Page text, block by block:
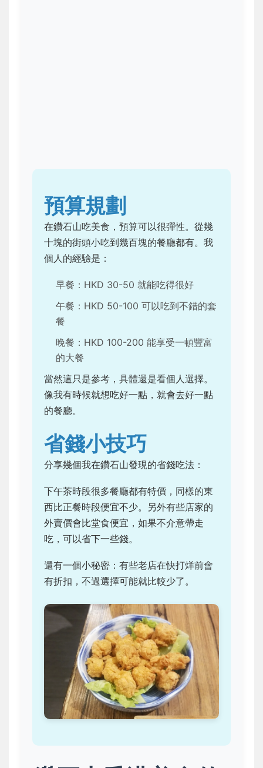
預算規劃
在鑽石山吃美食，預算可以很彈性。從幾
十塊的街頭小吃到幾百塊的餐廳都有。我
個人的經驗是：
早餐：HKD 30-50 就能吃得很好
午餐：HKD 50-100 可以吃到不錯的套
餐
晚餐：HKD 100-200 能享受一頓豐富
的大餐
當然這只是參考，具體還是看個人選擇。
像我有時候就想吃好一點，就會去好一點
的餐廳。
省錢小技巧
分享幾個我在鑽石山發現的省錢吃法：
下午茶時段很多餐廳都有特價，同樣的東
西比正餐時段便宜不少。另外有些店家的
外賣價會比堂食便宜，如果不介意帶走
吃，可以省下一些錢。
還有一個小秘密：有些老店在快打烊前會
有折扣，不過選擇可能就比較少了。